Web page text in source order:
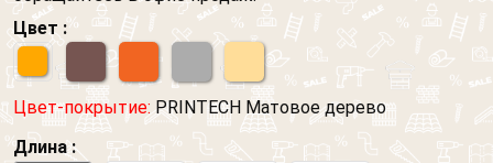
Цвет :
Цвет-покрытие: PRINTECH Матовое дерево
Длина :